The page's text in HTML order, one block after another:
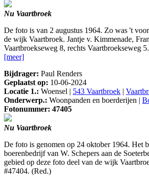
Nu Vaartbroek
De foto is van 2 augustus 1964. Zo was 't
de wijk Vaartbroek. Jantje v. Kimmenade,
Vaartbroekseweg 8, rechts Vaartbroekseweg
[meer]
Bijdrager: Paul Renders
Geplaatst op: 10-06-2024
Locatie 1.: Woensel | 543 Vaartbroek |
Onderwerp.: Woonpanden en boerderijen |
Fotonummer: 47405
Nu Vaartbroek
De foto is genomen op 24 oktober 1964. Het
boerenbedrijf van W. Schepers aan de
gebied op deze foto deel van de wijk
#47404. (Red.)